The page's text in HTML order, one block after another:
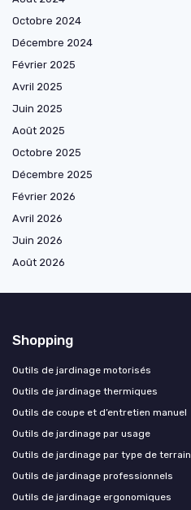
Octobre 2024
Décembre 2024
Février 2025
Avril 2025
Juin 2025
Août 2025
Octobre 2025
Décembre 2025
Février 2026
Avril 2026
Juin 2026
Août 2026
Shopping
Outils de jardinage motorisés
Outils de jardinage thermiques
Outils de coupe et d’entretien manuel
Outils de jardinage par usage
Outils de jardinage par type de terrain
Outils de jardinage professionnels
Outils de jardinage ergonomiques